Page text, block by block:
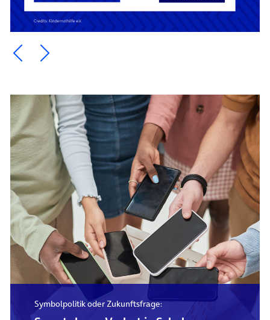
Ein Element zurück blättern
Ein Element weiter blättern
Symbolpolitik oder Zukunftsfrage: